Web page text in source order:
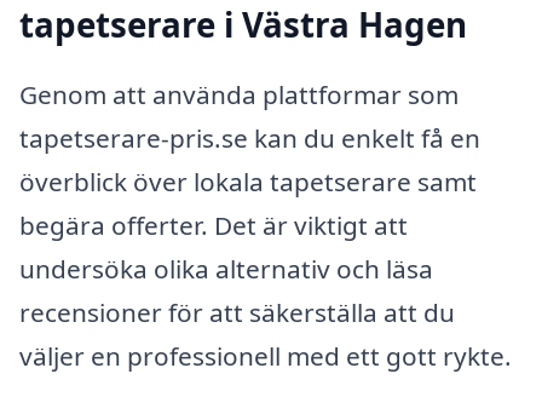
tapetserare i Västra Hagen
Genom att använda plattformar som
tapetserare-pris.se kan du enkelt få en
överblick över lokala tapetserare samt
begära offerter. Det är viktigt att
undersöka olika alternativ och läsa
recensioner för att säkerställa att du
väljer en professionell med ett gott rykte.